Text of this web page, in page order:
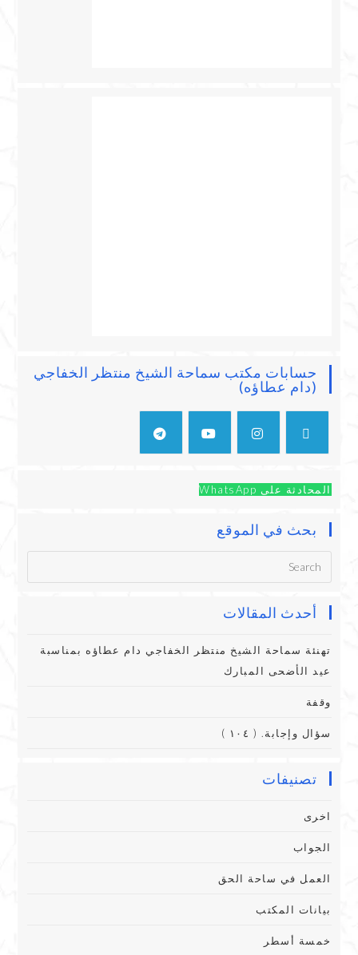
حسابات مكتب سماحة الشيخ منتظر الخفاجي
(دام عطاؤه)
المحادثة على WhatsApp
بحث في الموقع
أحدث المقالات
تهنئة سماحة الشيخ منتظر الخفاجي دام عطاؤه بمناسبة
عيد الأضحى المبارك
وقفة
سؤال وإجابة. ( ١٠٤ )
تصنيفات
اخرى
الجواب
العمل في ساحة الحق
بيانات المكتب
خمسة أسطر